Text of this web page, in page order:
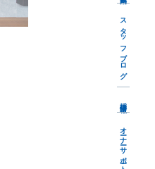
スタッフブログ
オーナーサポート